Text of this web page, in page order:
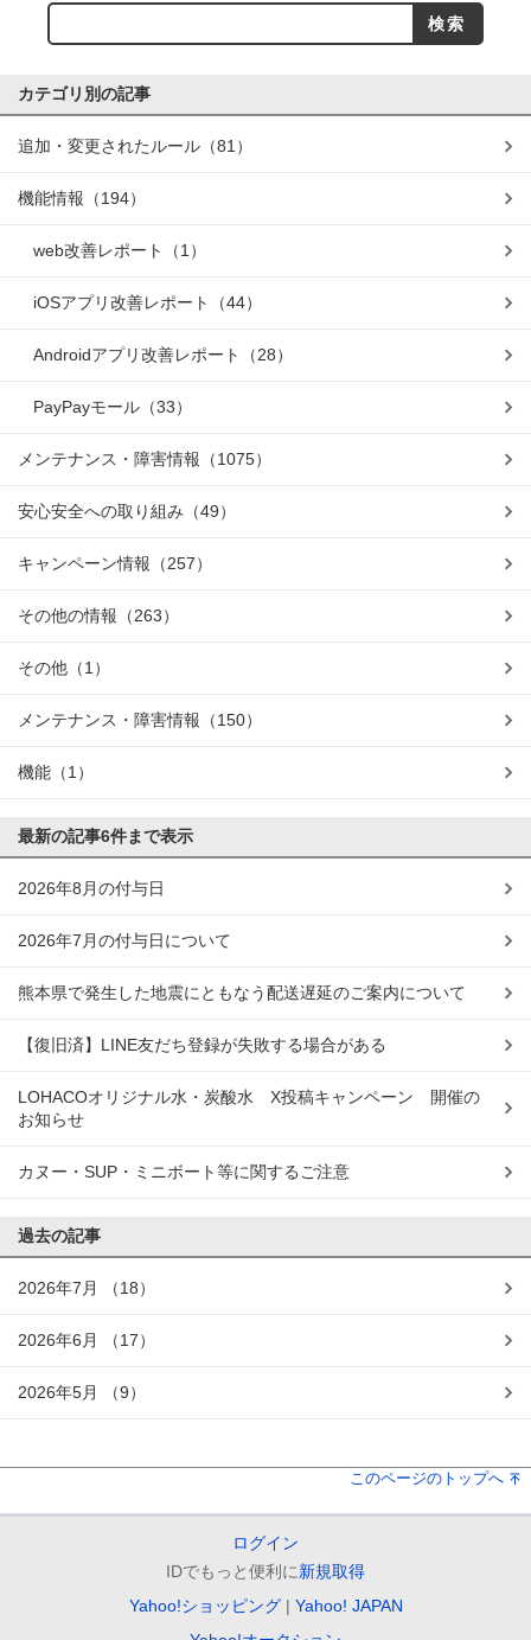
カテゴリ別の記事
追加・変更されたルール （81）
機能情報 （194）
web改善レポート （1）
iOSアプリ改善レポート （44）
Androidアプリ改善レポート （28）
PayPayモール （33）
メンテナンス・障害情報 （1075）
安心安全への取り組み （49）
キャンペーン情報 （257）
その他の情報 （263）
その他 （1）
メンテナンス・障害情報 （150）
機能 （1）
最新の記事6件まで表示
2026年8月の付与日
2026年7月の付与日について
熊本県で発生した地震にともなう配送遅延のご案内について
【復旧済】LINE友だち登録が失敗する場合がある
LOHACOオリジナル水・炭酸水 X投稿キャンペーン 開催の
お知らせ
カヌー・SUP・ミニボート等に関するご注意
過去の記事
2026年7月 （18）
2026年6月 （17）
2026年5月 （9）
このページのトップへ
ログイン
IDでもっと便利に新規取得
Yahoo!ショッピング
Yahoo! JAPAN